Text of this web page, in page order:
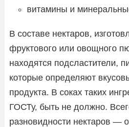
витамины и
В составе нектаров,
фруктового или овощного
находятся подсластители,
которые определяют
продукта. В соках таких
ГОСТу, быть не должно.
разновидности нектаров —